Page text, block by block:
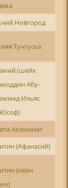
Новгород
Тунгуска
(шейх
Абу-
Ильяс
Акоминат
(Афанасий)
(иван